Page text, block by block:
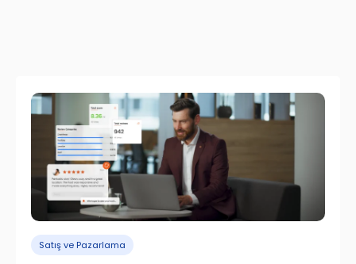
Satış ve Pazarlama